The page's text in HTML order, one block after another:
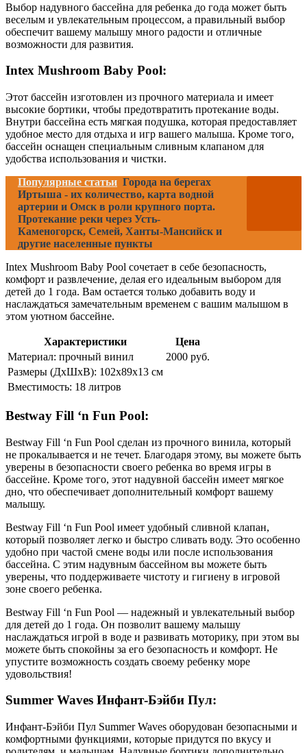
Выбор надувного бассейна для ребенка до года может быть
веселым и увлекательным процессом, а правильный выбор
обеспечит вашему малышу много радости и отличные
возможности для развития.
Intex Mushroom Baby Pool:
Этот бассейн изготовлен из прочного материала и имеет
высокие бортики, чтобы предотвратить протекание воды.
Внутри бассейна есть мягкая подушка, которая предоставляет
удобное место для отдыха и игр вашего малыша. Кроме того,
бассейн оснащен специальным сливным клапаном для
удобства использования и чистки.
Популярные статьи Города на берегах
Иртыша - их количество, карта водной
артерии и Омск в роли крупного порта.
Протекание реки через Усть-
Каменогорск, Семей, Ханты-Мансийск и
другие населенные пункты
Intex Mushroom Baby Pool сочетает в себе безопасность,
комфорт и развлечение, делая его идеальным выбором для
детей до 1 года. Вам остается только добавить воду и
наслаждаться замечательным временем с вашим малышом в
этом уютном бассейне.
Характеристики
Цена
Материал: прочный винил
2000 руб.
Размеры (ДхШхВ): 102х89х13 см
Вместимость: 18 литров
Bestway Fill ‘n Fun Pool:
Bestway Fill ‘n Fun Pool сделан из прочного винила, который
не прокалывается и не течет. Благодаря этому, вы можете быть
уверены в безопасности своего ребенка во время игры в
бассейне. Кроме того, этот надувной бассейн имеет мягкое
дно, что обеспечивает дополнительный комфорт вашему
малышу.
Bestway Fill ‘n Fun Pool имеет удобный сливной клапан,
который позволяет легко и быстро сливать воду. Это особенно
удобно при частой смене воды или после использования
бассейна. С этим надувным бассейном вы можете быть
уверены, что поддерживаете чистоту и гигиену в игровой
зоне своего ребенка.
Bestway Fill ‘n Fun Pool — надежный и увлекательный выбор
для детей до 1 года. Он позволит вашему малышу
наслаждаться игрой в воде и развивать моторику, при этом вы
можете быть спокойны за его безопасность и комфорт. Не
упустите возможность создать своему ребенку море
удовольствия!
Summer Waves Инфант-Бэйби Пул:
Инфант-Бэйби Пул Summer Waves оборудован безопасными и
комфортными функциями, которые придутся по вкусу и